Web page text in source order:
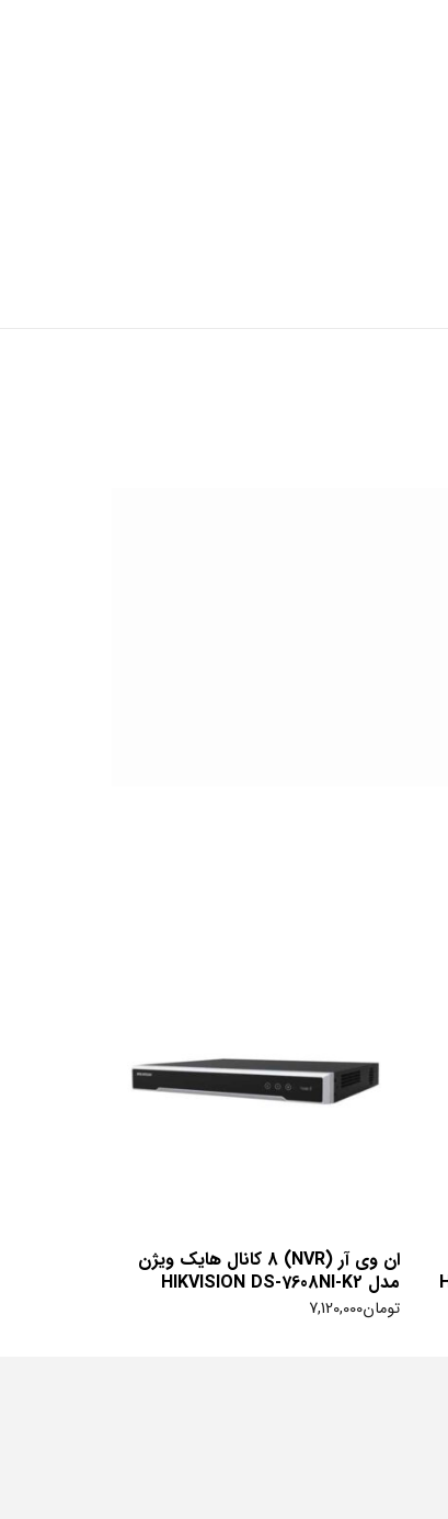
ان وی آر (NVR) 8 کانال هایک ویژن
مدل HIKVISION DS-7608NI-K2
تومان7,120,000